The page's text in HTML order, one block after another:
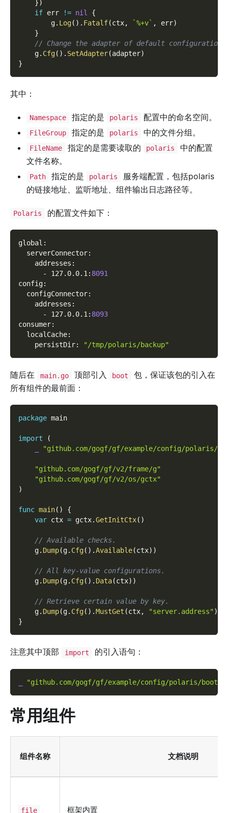
})
if err != nil
{
        g
. Log( ) . Fatalf(ctx, `%+v` , err)
}
// Change the adapter of default configuration
    g
. Cfg( ) . SetAdapter(adapter)
}
其中：
Namespace 指定的是 polaris 配置中的命名空间。
FileGroup 指定的是 polaris 中的文件分组。
FileName 指定的是需要读取的 polaris
中的配置
文件名称。
Path 指定的是 polaris
服务端配置，包括polaris
的链接地址、监听地址、组件输出日志路径等。
Polaris 的配置文件如下：
global :
serverConnector:
addresses :
-
127.0.0.1: 8091
config:
configConnector:
addresses :
-
127.0.0.1: 8093
consumer:
localCache:
persistDir: "/tmp/polaris/backup"
随后在 main.go 顶部引入 boot
包，保证该包的引入在
所有组件的最前面：
package main
import
(
"github.com/gogf/gf/example/config/polaris/
"github.com/gogf/gf/v2/frame/g"
"github.com/gogf/gf/v2/os/gctx"
)
func main( )
{
var ctx = gctx.GetInitCtx( )
// Available checks.
    g
. Dump(g. Cfg( ) .Available(ctx) )
// All key-value configurations.
    g
. Dump(g. Cfg( ) . Data(ctx) )
// Retrieve certain value by key.
    g
. Dump(g. Cfg( ) .MustGet (ctx, "server.address")
}
注意其中顶部 import 的引入语句：
"github.com/gogf/gf/example/config/polaris/boot"
常用组件
组件名称 文档说明
file 框架内置